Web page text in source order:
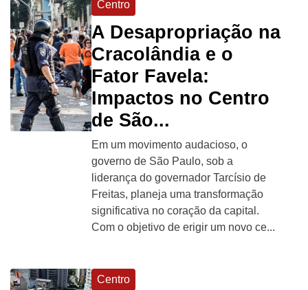
Centro
A Desapropriação na
Cracolândia e o
Fator Favela:
Impactos no Centro
de São...
Em um movimento audacioso, o
governo de São Paulo, sob a
liderança do governador Tarcísio de
Freitas, planeja uma transformação
significativa no coração da capital.
Com o objetivo de erigir um novo ce...
Centro